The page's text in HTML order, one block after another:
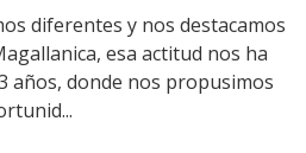
diferentes y nos destacamos
esa actitud nos ha
años, donde nos propusimos